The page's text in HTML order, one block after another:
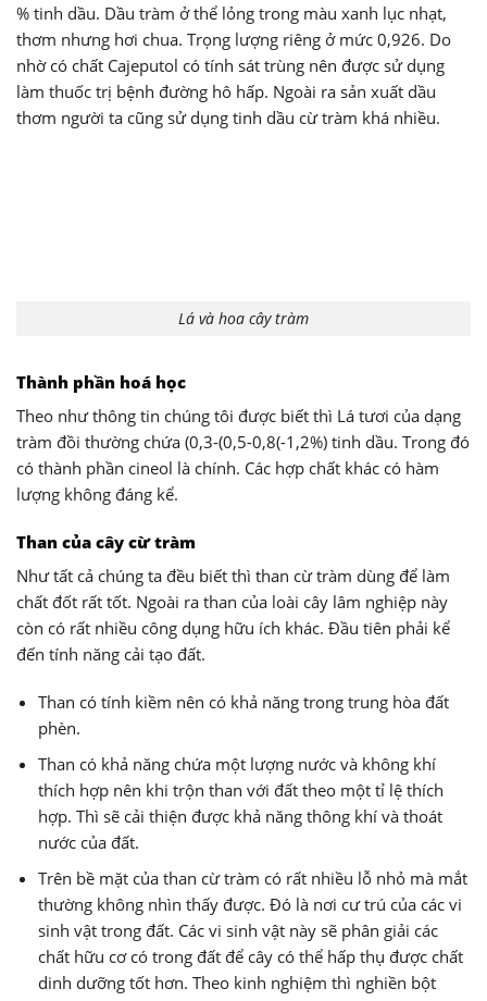
% tinh dầu. Dầu tràm ở thể lỏng trong màu xanh lục nhạt,
thơm nhưng hơi chua. Trọng lượng riêng ở mức 0,926. Do
nhờ có chất Cajeputol có tính sát trùng nên được sử dụng
làm thuốc trị bệnh đường hô hấp. Ngoài ra sản xuất dầu
thơm người ta cũng sử dụng tinh dầu cừ tràm khá nhiều.
Lá và hoa cây tràm
Thành phần hoá học
Theo như thông tin chúng tôi được biết thì Lá tươi của dạng
tràm đồi thường chứa (0,3-(0,5-0,8(-1,2%) tinh dầu. Trong đó
có thành phần cineol là chính. Các hợp chất khác có hàm
lượng không đáng kể.
Than của cây cừ tràm
Như tất cả chúng ta đều biết thì than cừ tràm dùng để làm
chất đốt rất tốt. Ngoài ra than của loài cây lâm nghiệp này
còn có rất nhiều công dụng hữu ích khác. Đầu tiên phải kể
đến tính năng cải tạo đất.
Than có tính kiềm nên có khả năng trong trung hòa đất
phèn.
Than có khả năng chứa một lượng nước và không khí
thích hợp nên khi trộn than với đất theo một tỉ lệ thích
hợp. Thì sẽ cải thiện được khả năng thông khí và thoát
nước của đất.
Trên bề mặt của than cừ tràm có rất nhiều lỗ nhỏ mà mắt
thường không nhìn thấy được. Đó là nơi cư trú của các vi
sinh vật trong đất. Các vi sinh vật này sẽ phân giải các
chất hữu cơ có trong đất để cây có thể hấp thụ được chất
dinh dưỡng tốt hơn. Theo kinh nghiệm thì nghiền bột